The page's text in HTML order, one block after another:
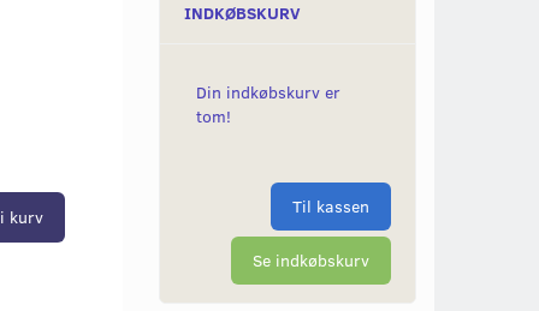
kurv
INDKØBSKURV
Din indkøbskurv er
tom!
Til kassen
Se indkøbskurv